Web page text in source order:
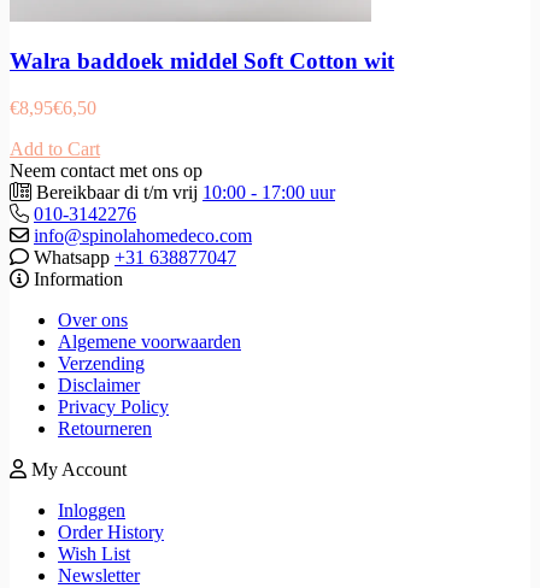
Walra baddoek middel Soft Cotton wit
€8,95€6,50
Add to Cart
Neem contact met ons op
Bereikbaar di t/m vrij 10:00 - 17:00 uur
010-3142276
info@spinolahomedeco.com
Whatsapp +31 638877047
Information
Over ons
Algemene voorwaarden
Verzending
Disclaimer
Privacy Policy
Retourneren
My Account
Inloggen
Order History
Wish List
Newsletter